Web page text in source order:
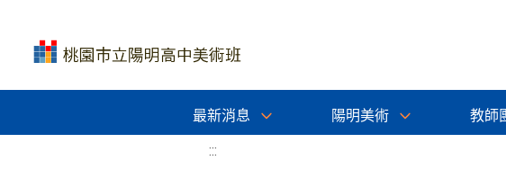
最新消息 陽明美術 教師
:::